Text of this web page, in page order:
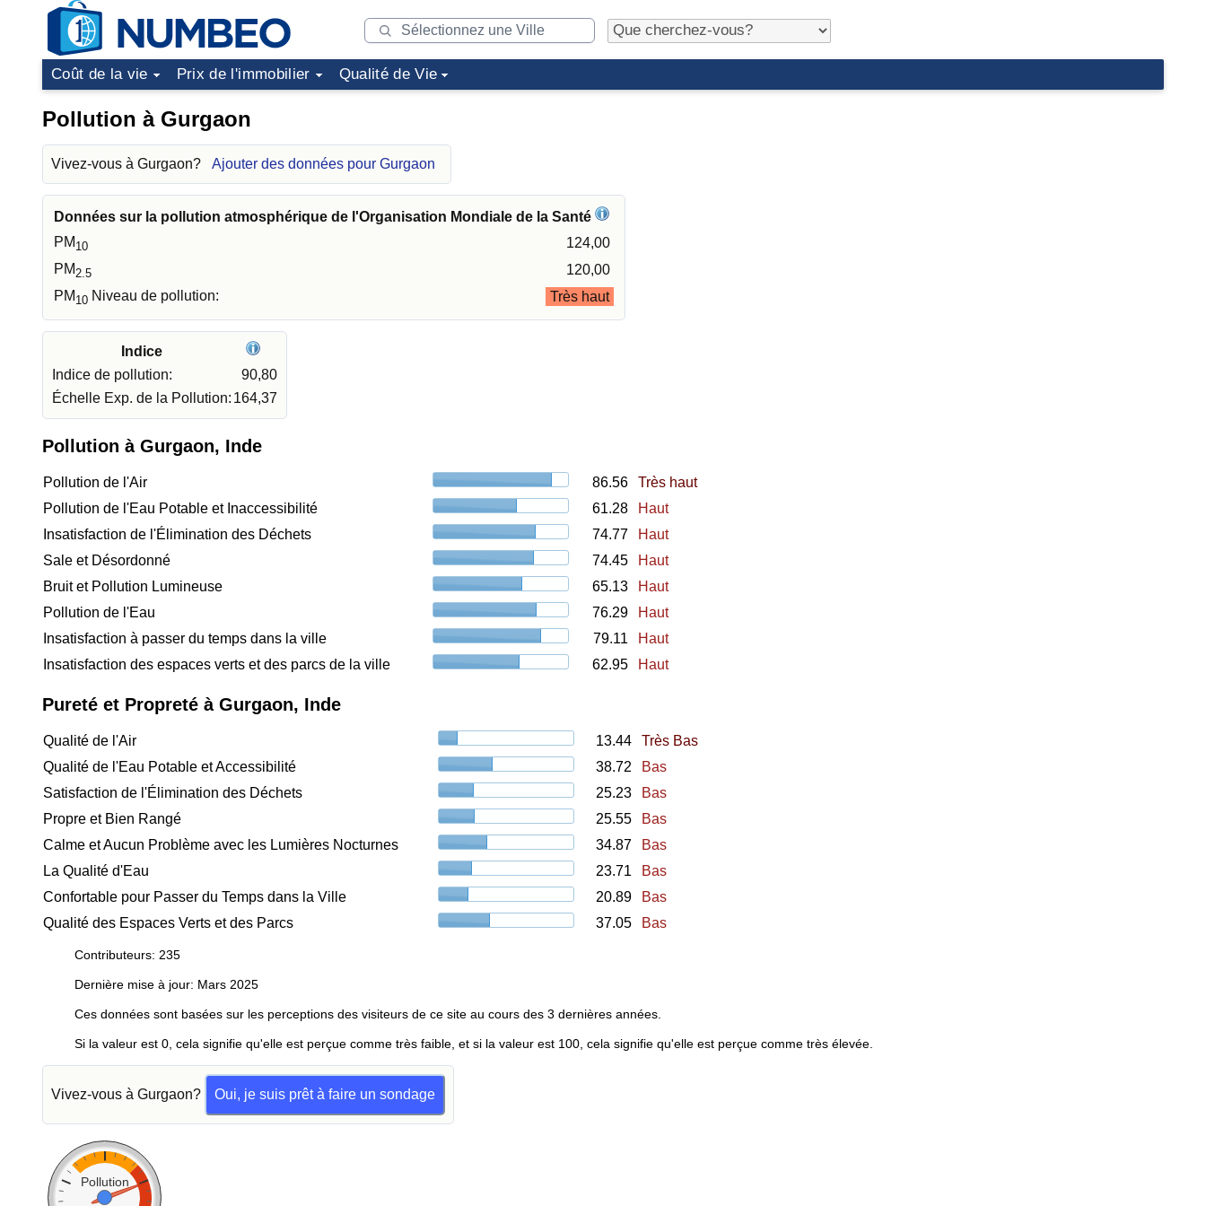
Coût de la vie Prix de l'immobilier Qualité de Vie
Pollution à Gurgaon
Vivez-vous à Gurgaon? Ajouter des données pour Gurgaon
Données sur la pollution atmosphérique de l'Organisation Mondiale de la Santé
PM 10
124,00
PM2.5
120,00
PM 10 Niveau de pollution: Très haut
Indice
Indice de pollution:
90,80
Échelle Exp. de la Pollution: 164,37
Pollution à Gurgaon, Inde
Pollution de l'Air 86.56
Très haut
Pollution de l'Eau Potable et Inaccessibilité
61.28
Haut
Insatisfaction de l'Élimination des Déchets
74.77
Haut
Sale et Désordonné
74.45
Haut
Bruit et Pollution Lumineuse
65.13
Haut
Pollution de l'Eau
76.29
Haut
Insatisfaction à passer du temps dans la ville
79.11
Haut
Insatisfaction des espaces verts et des parcs de la ville
62.95 Haut
Pureté et Propreté à Gurgaon, Inde
Qualité de l'Air 13.44
Très Bas
Qualité de l'Eau Potable et Accessibilité
38.72
Bas
Satisfaction de l'Élimination des Déchets
25.23
Bas
Propre et Bien Rangé
25.55
Bas
Calme et Aucun Problème avec les Lumières Nocturnes
34.87
Bas
La Qualité d'Eau
23.71
Bas
Confortable pour Passer du Temps dans la Ville
20.89
Bas
Qualité des Espaces Verts et des Parcs
37.05 Bas
Contributeurs: 235
Dernière mise à jour: Mars 2025
Ces données sont basées sur les perceptions des visiteurs de ce site au cours des 3 dernières années.
Si la valeur est 0, cela signifie qu'elle est perçue comme très faible, et si la valeur est 100, cela signifie qu'elle est perçue comme très élevée.
Vivez-vous à Gurgaon? Oui, je suis prêt à faire un sondage
Pollution